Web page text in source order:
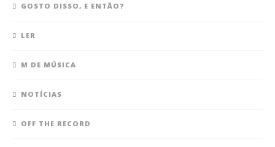
GOSTO DISSO, E ENTÃO?
LER
M DE MÚSICA
NOTÍCIAS
OFF THE RECORD